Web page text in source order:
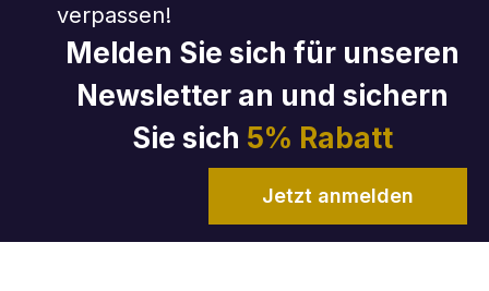
verpassen!
Melden Sie sich für unseren
Newsletter an und sichern
Sie sich 5% Rabatt
Jetzt anmelden